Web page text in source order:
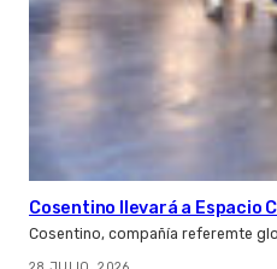
Cosentino llevará a Espacio
Cosentino, compañía referemte